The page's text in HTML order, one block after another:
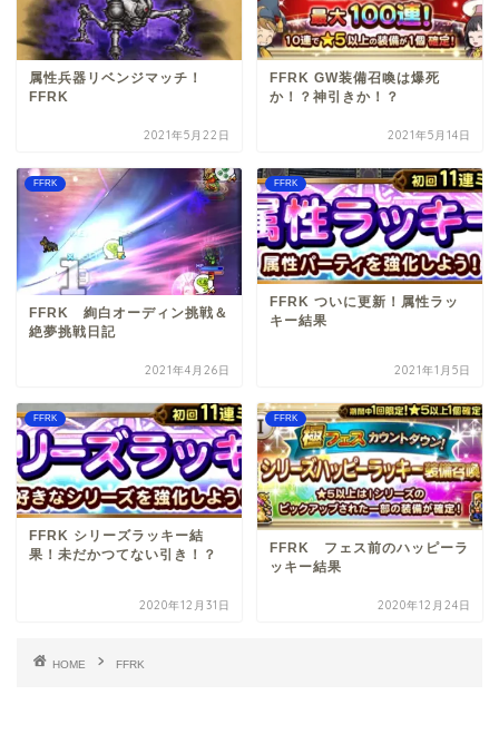
属性兵器リベンジマッチ！
FFRK
2021年5月22日
FFRK GW装備召喚は爆死
か！？神引きか！？
2021年5月14日
FFRK
FFRK 絢白オーディン挑戦＆
絶夢挑戦日記
2021年4月26日
FFRK
FFRK ついに更新！属性ラッ
キー結果
2021年1月5日
FFRK
FFRK シリーズラッキー結
果！未だかつてない引き！？
2020年12月31日
FFRK
FFRK フェス前のハッピーラ
ッキー結果
2020年12月24日
HOME FFRK